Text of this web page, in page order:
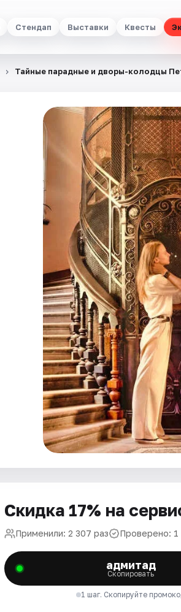
Стендап Выставки Квесты
Тайные парадные и дворы-колодцы
Скидка 17% на
Применили: 2 307 раз Проверено: 1
адмитад
Скопировать
1 шаг. Скопируйте